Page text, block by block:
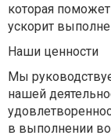
которая
ускорит
Наши ценности
Мы
нашей
в выполнении